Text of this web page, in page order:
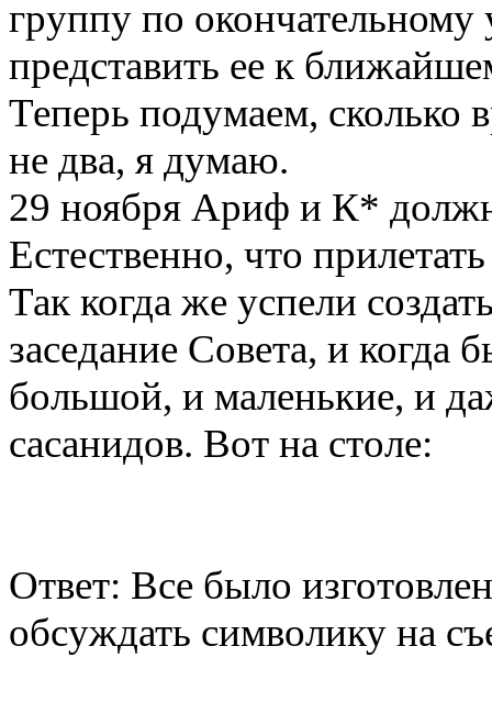
группу по
представить ее к
Теперь подумаем, сколько
не два, я думаю.
29 ноября Ариф и К*
Естественно, что
Так когда же успели
заседание Совета, и когда
большой, и маленькие, и
сасанидов. Вот на столе:
Ответ: Все было
обсуждать символику на